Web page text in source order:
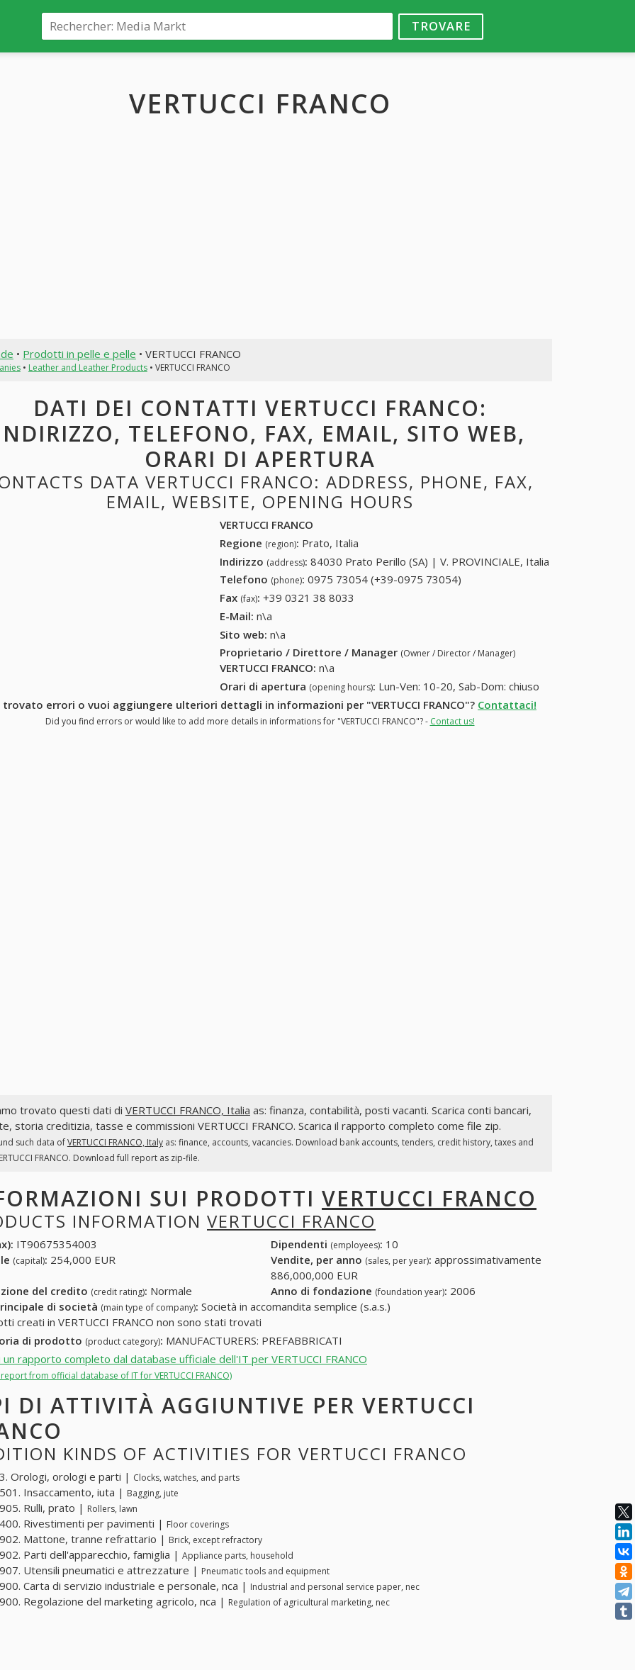
TROVARE
VERTUCCI FRANCO
• Prodotti in pelle e pelle • VERTUCCI FRANCO
• Leather and Leather Products• VERTUCCI FRANCO
DATI DEI CONTATTI VERTUCCI FRANCO:
TELEFONO, FAX, EMAIL, SITO WEB,
ORARI DI APERTURA
DATA VERTUCCI FRANCO: ADDRESS, PHONE, FAX,
EMAIL, WEBSITE, OPENING HOURS
VERTUCCI FRANCO
Regione (region): Prato, Italia
Indirizzo (address): 84030 Prato Perillo (SA) | V. PROVINCIALE, Italia
Telefono (phone): 0975 73054 (+39-0975 73054)
Fax (fax): +39 0321 38 8033
E-Mail: n\a
Sito web: n\a
Proprietario / Direttore / Manager (Owner / Director / Manager)
VERTUCCI FRANCO: n\a
Orari di apertura (opening hours): Lun-Ven: 10-20, Sab-Dom: chiuso
trovato errori o vuoi aggiungere ulteriori dettagli in informazioni per "VERTUCCI FRANCO"? Contattaci!
Did you find errors or would like to add more details in informations for "VERTUCCI FRANCO"? - Contact us!
trovato questi dati di VERTUCCI FRANCO, Italia as: finanza, contabilità, posti vacanti. Scarica conti bancari,
storia creditizia, tasse e commissioni VERTUCCI FRANCO. Scarica il rapporto completo come file zip.
such data ofVERTUCCI FRANCO, Italyas: finance, accounts, vacancies. Download bank accounts, tenders, credit history, taxes and
FRANCO. Download full report as zip-file.
SUI PRODOTTI VERTUCCI FRANCO
INFORMATION VERTUCCI FRANCO
IT90675354003 Dipendenti (employees): 10
(capital): 254,000 EUR Vendite, per anno (sales, per year): approssimativamente
886,000,000 EUR
del credito (credit rating): Normale Anno di fondazione (foundation year): 2006
di società (main type of company): Società in accomandita semplice (s.a.s.)
creati in VERTUCCI FRANCO non sono stati trovati
di prodotto (product category): MANUFACTURERS: PREFABBRICATI
rapporto completo dal database ufficiale dell'IT per VERTUCCI FRANCO
from official database of IT for VERTUCCI FRANCO)
DI ATTIVITÀ AGGIUNTIVE PER VERTUCCI
KINDS OF ACTIVITIES FOR VERTUCCI FRANCO
Orologi, orologi e parti | Clocks, watches, and parts
Insaccamento, iuta | Bagging, jute
Rulli, prato | Rollers, lawn
Rivestimenti per pavimenti | Floor coverings
Mattone, tranne refrattario | Brick, except refractory
Parti dell'apparecchio, famiglia | Appliance parts, household
Utensili pneumatici e attrezzature | Pneumatic tools and equipment
Carta di servizio industriale e personale, nca | Industrial and personal service paper, nec
Regolazione del marketing agricolo, nca | Regulation of agricultural marketing, nec